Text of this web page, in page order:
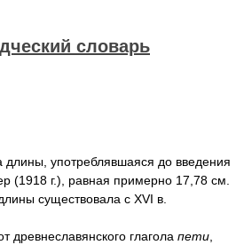
словарь
длины, употреблявшаяся до введения
(1918 г.), равная примерно 17,78 см.
существовала с ХVI в.
древнеславянского глагола пети